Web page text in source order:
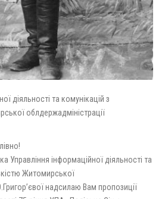
діяльності та комунікацій з
облдержадміністрації
Управління інформаційної діяльності та
Житомирської
надсилаю Вам пропозиції